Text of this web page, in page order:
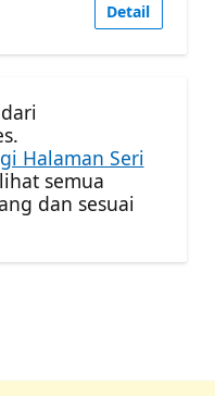
Detail
Halaman Seri
semua
dan sesuai